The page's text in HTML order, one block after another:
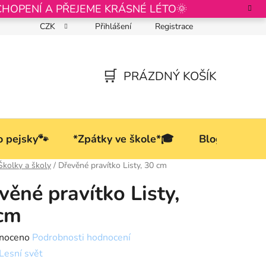
A PŘEJEME KRÁSNÉ LÉTO🌞
Podmínky ochrany osobních údajů
CZK Přihlášení Registrace
KOŠÍK
PRÁZDNÝ KOŠÍK
pejsky🐾 *Zpátky ve škole*🎓 Blog
a školy / Dřevěné pravítko Listy, 30 cm
pravítko Listy,
Podrobnosti hodnocení
Lesní svět